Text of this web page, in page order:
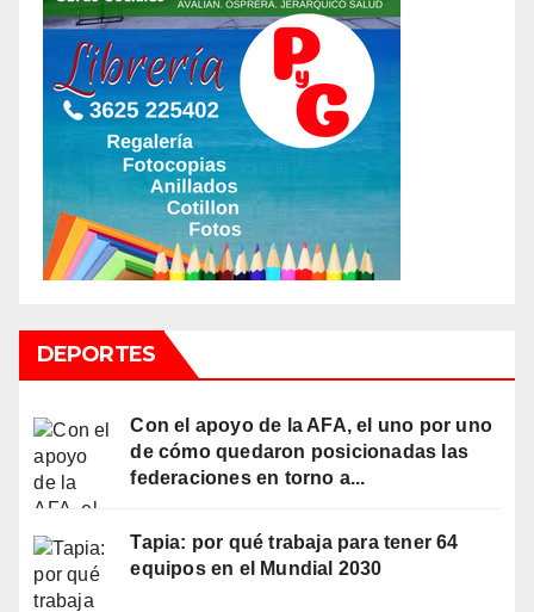
DEPORTES
Con el apoyo de la AFA, el uno por uno
de cómo quedaron posicionadas las
federaciones en torno a...
Tapia: por qué trabaja para tener 64
equipos en el Mundial 2030